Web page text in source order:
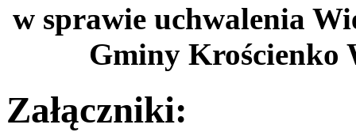
w sprawie uchwalenia
Gminy Krościenko
Załączniki: